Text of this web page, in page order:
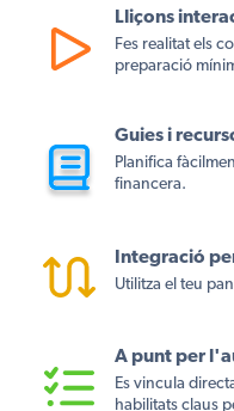
Lliçons
Fes realitat els
preparació
Guies i
Planifica
financera.
Integració
Utilitza el teu
A punt per
Es vincula
habilitats claus